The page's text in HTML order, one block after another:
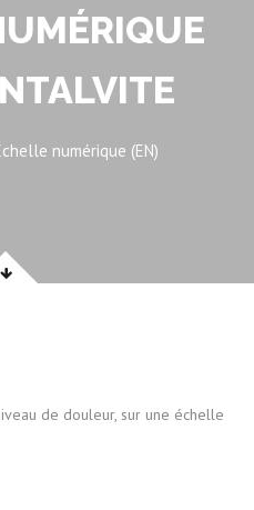
numérique (EN)
de douleur, sur une échelle